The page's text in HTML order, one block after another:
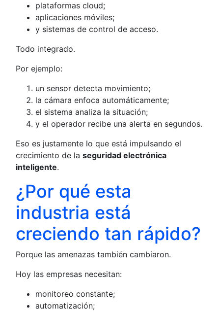
plataformas cloud;
aplicaciones móviles;
y sistemas de control de acceso.
Todo integrado.
Por ejemplo:
un sensor detecta movimiento;
la cámara enfoca automáticamente;
el sistema analiza la situación;
y el operador recibe una alerta en segundos.
Eso es justamente lo que está impulsando el
crecimiento de laseguridad electrónica
inteligente.
¿Por qué esta
industria está
creciendo tan rápido?
Porque las amenazas también cambiaron.
Hoy las empresas necesitan:
monitoreo constante;
automatización;